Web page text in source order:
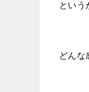
という
どんな